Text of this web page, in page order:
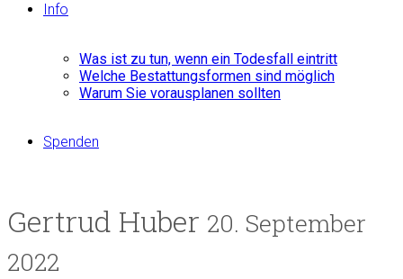
Info
Was ist zu tun, wenn ein Todesfall eintritt
Welche Bestattungsformen sind möglich
Warum Sie vorausplanen sollten
Spenden
Gertrud Huber 20. September
2022